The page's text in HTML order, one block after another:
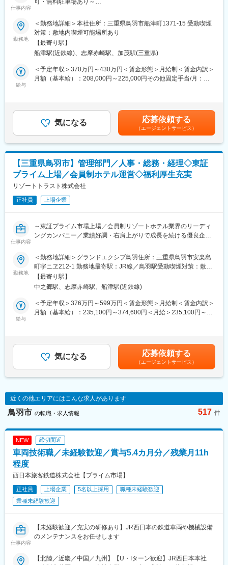
百舌鳥八幡駅、五条駅(京都市営)、丸太町駅(京都市営)、祇園四条
駅、観月橋駅、三宮駅(神戸新交通)、花隈駅、ハーバーランド駅、
ハーブ園山麓駅、大開駅、山陽明石駅、山陽姫路駅、西宮駅、芦
屋川駅、伊丹駅(阪急線)、上栄町駅、田中口駅、大手町駅(東京
都)、都電雑司ケ谷駅、京成上野駅、岩本町駅、汐留駅、銀座一丁
成関屋駅、浅草橋駅、曳舟駅、飛鳥山駅、高島町駅、日本大通り
駅、高津駅(神奈川県)、栄町駅(千葉県)、西登戸駅、リゾートゲー
(大阪府)、野田阪神駅、新福島駅、花田口駅、京都市役所前駅、西
大路三条駅、桃山駅、みなと元町駅、風の丘中間駅、阪神国道
駅、芦屋駅(阪神線)
は地元のお客様にも多くご利用いただいております。
■組織構成
全従業員23名で、調理場・ホールスタッフが協力し合いながら
日々業務を行っています。男女比は男性17％、女性83％と女性が
多く活躍中です。
■フォロー体制
入社後は先輩社員がマンツーマンで業務を指導します。業務内容
企業で、チームワークを大切に働けます。
■就業環境
転勤なし・マイカー通勤可（無料駐車場あり）。屋内禁煙で、屋
外に喫煙所を設けています。鳥羽市・志摩市・伊勢市から通勤し
ている方が多いです。
■想定されるキャリアパス
調理補助として基礎を身につけた後、ご希望や適性に応じて調理
業務にステップアップも可能です。
1955年創業、安定した経営基盤を持つ老舗飲食店。地元や観光客
から高い支持を受け、働きやすい環境づくりにも注力していま
変更の範囲：会社の定める業務
仕事内容
可・無料駐車場あり～
■職務内容：
・TIG、半自動、スポット等の溶接、仕上作業
精密板金工場での薄板鉄板を溶接する作業が主です。
（使用材料：SPCC，SUS，AL）
・溶接ロボットのオペレートもあります。
■組織構成：
30代～50代の幅広いメンバーが活躍中です。
組むことができます。
■働く環境について：
・週休2日で長期休暇もあり、残業も月15時間程度と多くなく、
プライベートも大事にしながら働くことができる環境です。
・自動車通勤が可能で、無料駐車場もございます。
・経営も安定しており、長期的なキャリア形成が可能です。
■当社について：
◎当社は創業60年の歴史を持ち、精密板金加工業として信頼と実
◎最新の設備と高い技術力を持ち、多様化するお客様のニーズに
も対応しています。
◎経営も安定しており、長期的なキャリア形成が可能です。
◎レーザー溶接ロボットを導入し、薄板のステンレス溶接のご依
勤務地
＜勤務地詳細＞本社住所：三重県鳥羽市船津町1371-15 受動喫煙
対策：敷地内喫煙可能場所あり
【最寄り駅】
船津駅(近鉄線)、志摩赤崎駅、加茂駅(三重県)
給与
＜予定年収＞370万円～430万円＜賃金形態＞月給制＜賃金内訳＞
月額（基本給）：208,000円～225,000円その他固定手当/月：
であり、選考を通じて上下する可能性があります。月給(月額)は固
定手当を含めた表記です。
気になる 応募依頼する
（エージェントサービス）
【三重県鳥羽市】管理部門／人事・総務・経理◇東証
プライム上場／会員制ホテル運営◇福利厚生充実
リゾートトラスト株式会社
正社員 上場企業
仕事内容
～東証プライム市場上場／会員制リゾートホテル業界のリーディ
ングカンパニー／業績好調・右肩上がりで成長を続ける優良企業
■業務内容：
当社運営ホテルにおける総務・人事・経理業務です。ホテルの業
務部門は直接お客様と接する機会はありませんが、会員制ならで
はの最上級のサービスを支える部署であり、単なる裏方ではあり
ません。
1つのホテルは1つのチームです。業務担当者はホテルで働くスタ
ゆくゆくは業務部門で管理職として活躍したいと考えている方か
らのご応募をお待ちしております。
（1）人事
・入退社手続き
・館内、施設間異動手続き
・勤怠管理
・社保／労災等の手続き
（2）総務
・安全衛生委員会
・車両管理
・慶弔関連
・各部門の売上の確認、売上確定業務。
・経費の管理
・請求書の発行
勤務地
＜勤務地詳細＞グランドエクシブ鳥羽住所：三重県鳥羽市安楽島
町字ニヱ212-1 勤務地最寄駅：JR線／鳥羽駅受動喫煙対策：敷地
内全面禁煙
【最寄り駅】
中之郷駅、志摩赤崎駅、船津駅(近鉄線)
給与
＜予定年収＞376万円～599万円＜賃金形態＞月給制＜賃金内訳＞
月額（基本給）：235,100円～374,600円＜月給＞235,100円～
※2025年度実績4.0ヶ月分賃金はあくまでも目安の金額であり、選
考を通じて上下する可能性があります。月給(月額)は固定手当を含
めた表記です。
気になる 応募依頼する
（エージェントサービス）
近くの他エリアにはこんな求人があります
鳥羽市 の転職・求人情報 517 件
NEW 締切間近
車両技術職／未経験歓迎／賞与5.4カ月分／残業月11h
程度
西日本旅客鉄道株式会社【プライム市場】
正社員 上場企業 5名以上採用
職種未経験歓迎
業種未経験歓迎
仕事内容
【未経験歓迎／充実の研修あり】JR西日本の鉄道車両や機械設備
のメンテナンスをお任せします
【北陸／近畿／中国／九州】【U・Iターン歓迎】JR西日本本社